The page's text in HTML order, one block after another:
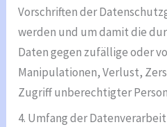
Vorschriften der
werden und um damit die
Daten gegen zufällige oder
Manipulationen, Verlust,
Zugriff unberechtigter
4. Umfang der